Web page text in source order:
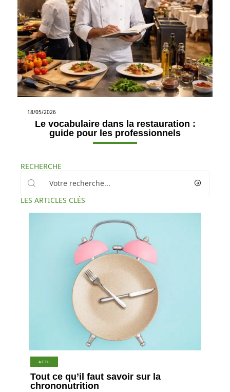
18/05/2026
Le vocabulaire dans la restauration :
guide pour les professionnels
RECHERCHE
LES ARTICLES CLÉS
ACTU
Tout ce qu’il faut savoir sur la
chrononutrition